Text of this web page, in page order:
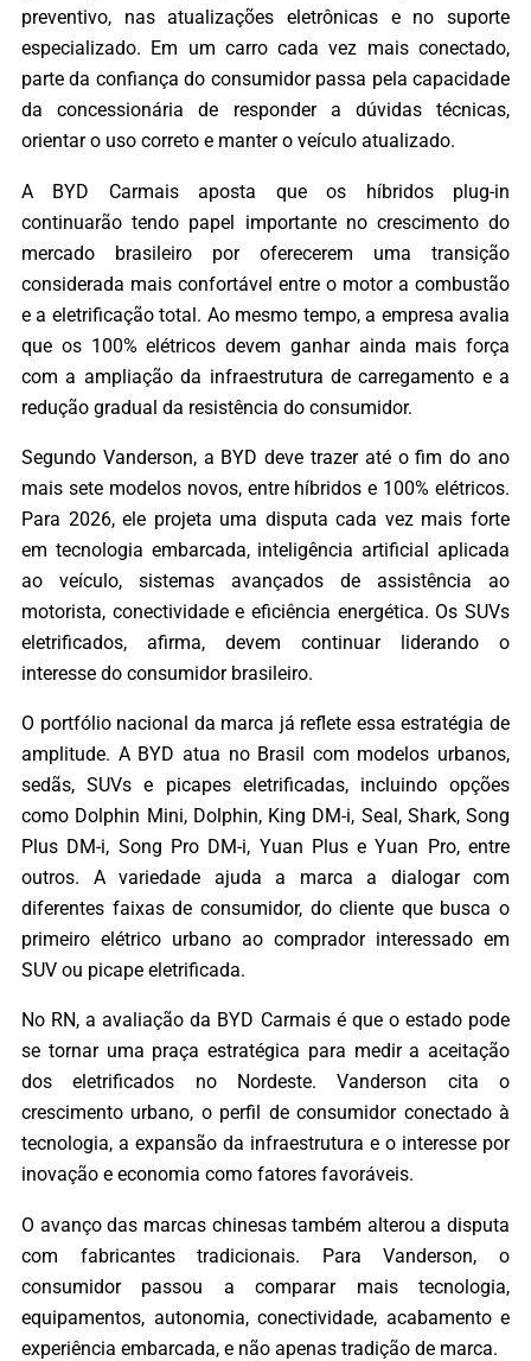
preventivo, nas atualizações eletrônicas e no suporte
especializado. Em um carro cada vez mais conectado,
parte da confiança do consumidor passa pela capacidade
da concessionária de responder a dúvidas técnicas,
orientar o uso correto e manter o veículo atualizado.
A BYD Carmais aposta que os híbridos plug-in
continuarão tendo papel importante no crescimento do
mercado brasileiro por oferecerem uma transição
considerada mais confortável entre o motor a combustão
e a eletrificação total. Ao mesmo tempo, a empresa avalia
que os 100% elétricos devem ganhar ainda mais força
com a ampliação da infraestrutura de carregamento e a
redução gradual da resistência do consumidor.
Segundo Vanderson, a BYD deve trazer até o fim do ano
mais sete modelos novos, entre híbridos e 100% elétricos.
Para 2026, ele projeta uma disputa cada vez mais forte
em tecnologia embarcada, inteligência artificial aplicada
ao veículo, sistemas avançados de assistência ao
motorista, conectividade e eficiência energética. Os SUVs
eletrificados, afirma, devem continuar liderando o
interesse do consumidor brasileiro.
O portfólio nacional da marca já reflete essa estratégia de
amplitude. A BYD atua no Brasil com modelos urbanos,
sedãs, SUVs e picapes eletrificadas, incluindo opções
como Dolphin Mini, Dolphin, King DM-i, Seal, Shark, Song
Plus DM-i, Song Pro DM-i, Yuan Plus e Yuan Pro, entre
outros. A variedade ajuda a marca a dialogar com
diferentes faixas de consumidor, do cliente que busca o
primeiro elétrico urbano ao comprador interessado em
SUV ou picape eletrificada.
No RN, a avaliação da BYD Carmais é que o estado pode
se tornar uma praça estratégica para medir a aceitação
dos eletrificados no Nordeste. Vanderson cita o
crescimento urbano, o perfil de consumidor conectado à
tecnologia, a expansão da infraestrutura e o interesse por
inovação e economia como fatores favoráveis.
O avanço das marcas chinesas também alterou a disputa
com fabricantes tradicionais. Para Vanderson, o
consumidor passou a comparar mais tecnologia,
equipamentos, autonomia, conectividade, acabamento e
experiência embarcada, e não apenas tradição de marca.